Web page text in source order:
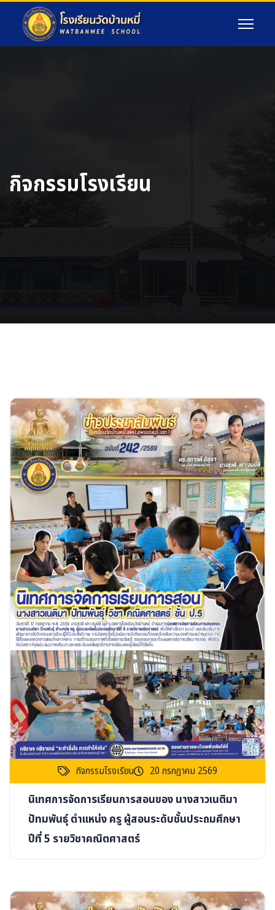
กิจกรรมโรงเรียน
นิเทศการจัดการเรียนการสอนของ นางสาวเนติมา
ปัทมพันธุ์ ตำแหน่ง ครู ผู้สอนระดับชั้นประถมศึกษา
ปีที่ 5 รายวิชาคณิตศาสตร์
กิจกรรมโรงเรียน 20 กรกฎาคม 2569